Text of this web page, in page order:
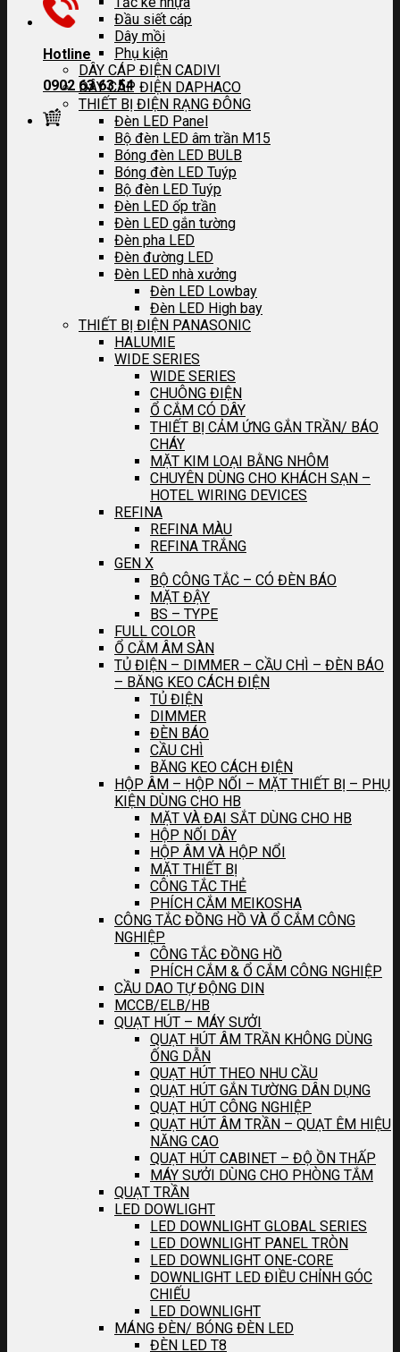
Hotline
0902 63 63 54
Đầu siết cáp
Dây mồi
Phụ kiện
DÂY CÁP ĐIỆN CADIVI
DÂY CÁP ĐIỆN DAPHACO
THIẾT BỊ ĐIỆN RẠNG ĐÔNG
Đèn LED Panel
Bộ đèn LED âm trần M15
Bóng đèn LED BULB
Bóng đèn LED Tuýp
Bộ đèn LED Tuýp
Đèn LED ốp trần
Đèn LED gắn tường
Đèn pha LED
Đèn đường LED
Đèn LED nhà xưởng
Đèn LED Lowbay
Đèn LED High bay
THIẾT BỊ ĐIỆN PANASONIC
HALUMIE
WIDE SERIES
WIDE SERIES
CHUÔNG ĐIỆN
Ổ CẮM CÓ DÂY
THIẾT BỊ CẢM ỨNG GẮN TRẦN/ BÁO
CHÁY
MẶT KIM LOẠI BẰNG NHÔM
CHUYÊN DÙNG CHO KHÁCH SẠN –
HOTEL WIRING DEVICES
REFINA
REFINA MÀU
REFINA TRẮNG
GEN X
BỘ CÔNG TẮC – CÓ ĐÈN BÁO
MẶT ĐẬY
BS – TYPE
FULL COLOR
Ổ CẮM ÂM SÀN
TỦ ĐIỆN – DIMMER – CẦU CHÌ – ĐÈN BÁO
– BĂNG KEO CÁCH ĐIỆN
TỦ ĐIỆN
DIMMER
ĐÈN BÁO
CẦU CHÌ
BĂNG KEO CÁCH ĐIỆN
HỘP ÂM – HỘP NỐI – MẶT THIẾT BỊ – PHỤ
KIỆN DÙNG CHO HB
MẶT VÀ ĐAI SẮT DÙNG CHO HB
HỘP NỐI DÂY
HỘP ÂM VÀ HỘP NỔI
MẶT THIẾT BỊ
CÔNG TẮC THẺ
PHÍCH CẮM MEIKOSHA
CÔNG TẮC ĐỒNG HỒ VÀ Ổ CẮM CÔNG
NGHIỆP
CÔNG TẮC ĐỒNG HỒ
PHÍCH CẮM & Ổ CẮM CÔNG NGHIỆP
CẦU DAO TỰ ĐỘNG DIN
MCCB/ELB/HB
QUẠT HÚT – MÁY SƯỞI
QUẠT HÚT ÂM TRẦN KHÔNG DÙNG
ỐNG DẪN
QUẠT HÚT THEO NHU CẦU
QUẠT HÚT GẮN TƯỜNG DÂN DỤNG
QUẠT HÚT CÔNG NGHIỆP
QUẠT HÚT ÂM TRẦN – QUẠT ÊM HIỆU
NĂNG CAO
QUẠT HÚT CABINET – ĐỘ ỒN THẤP
MÁY SƯỞI DÙNG CHO PHÒNG TẮM
QUẠT TRẦN
LED DOWLIGHT
LED DOWNLIGHT GLOBAL SERIES
LED DOWNLIGHT PANEL TRÒN
LED DOWNLIGHT ONE-CORE
DOWNLIGHT LED ĐIỀU CHỈNH GÓC
CHIẾU
LED DOWNLIGHT
MÁNG ĐÈN/ BÓNG ĐÈN LED
ĐÈN LED T8